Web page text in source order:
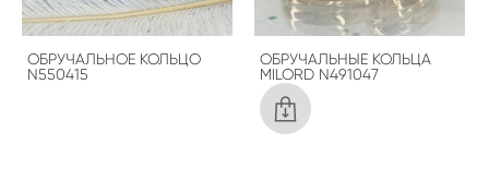
ОБРУЧАЛЬНОЕ КОЛЬЦО
N550415
ОБРУЧАЛЬНЫЕ КОЛЬЦА
MILORD N491047